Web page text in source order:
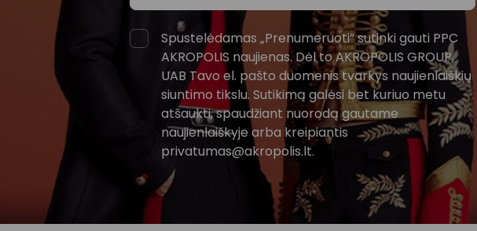
Spustelėdamas „Prenumeruoti“ sutinki gauti PPC
AKROPOLIS naujienas. Dėl to AKROPOLIS GROUP,
UAB Tavo el. pašto duomenis tvarkys naujienlaiškių
siuntimo tikslu. Sutikimą galėsi bet kuriuo metu
atšaukti, spaudžiant nuorodą gautame
naujienlaiškyje arba kreipiantis
privatumas@akropolis.lt.